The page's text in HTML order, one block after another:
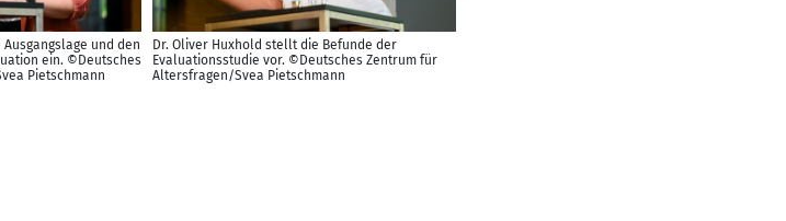
und den
ein. ©Deutsches
Pietschmann
Dr. Oliver Huxhold stellt die Befunde der
Evaluationsstudie vor. ©Deutsches Zentrum für
Altersfragen/Svea Pietschmann